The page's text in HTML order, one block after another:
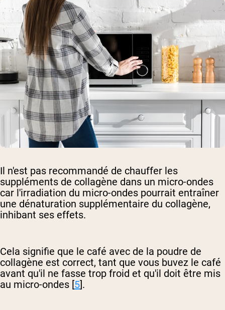
Il n'est pas recommandé de chauffer les
suppléments de collagène dans un micro-ondes
car l'irradiation du micro-ondes pourrait entraîner
une dénaturation supplémentaire du collagène,
inhibant ses effets.
Cela signifie que le café avec de la poudre de
collagène est correct, tant que vous buvez le café
avant qu'il ne fasse trop froid et qu'il doit être mis
au micro-ondes [5].